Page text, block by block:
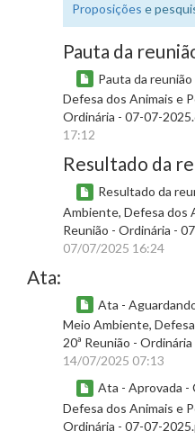
Proposições e
Pauta da
Pauta da
Defesa dos Animais e
Ordinária - 07-07-
17:12
Resultado da
Resultado da
Ambiente, Defesa dos
Reunião - Ordinária -
07/07/2025 16:24
Ata:
Ata -
Meio Ambiente,
20ª Reunião -
14/07/2025 07:13
Ata - Aprovada -
Defesa dos Animais e
Ordinária - 07-07-